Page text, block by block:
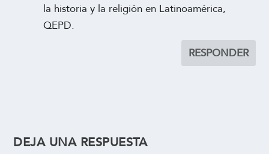
la historia y la religión en Latinoamérica,
QEPD.
RESPONDER
DEJA UNA RESPUESTA